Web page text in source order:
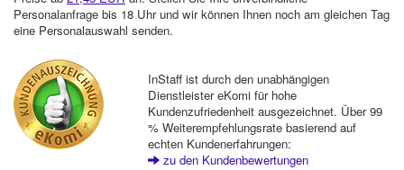
Personalanfrage bis 18 Uhr und wir können Ihnen noch am gleichen Tag
eine Personalauswahl senden.
InStaff ist durch den unabhängigen
Dienstleister eKomi für hohe
Kundenzufriedenheit ausgezeichnet. Über 99
% Weiterempfehlungsrate basierend auf
echten Kundenerfahrungen:
zu den Kundenbewertungen